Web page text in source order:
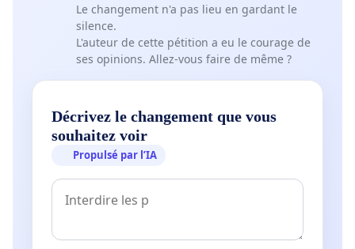
Le changement n'a pas lieu en gardant le
silence.
L'auteur de cette pétition a eu le courage de
ses opinions. Allez-vous faire de même ?
Décrivez le changement que vous
souhaitez voir
Propulsé par l’IA